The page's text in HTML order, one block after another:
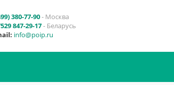
380-77-90- Москва
847-29-17- Беларусь
info@poip.ru